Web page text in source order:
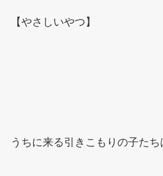
【やさしいやつ】
うちに来る引きこもりの子たち